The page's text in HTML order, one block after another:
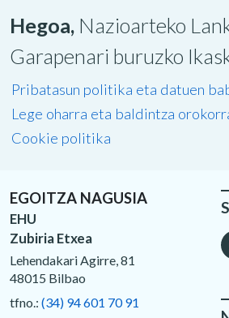
Hegoa, Nazioarteko
Garapenari buruzko
Pribatasun politika eta datuen
Lege oharra eta baldintza
Cookie politika
EGOITZA NAGUSIA
EHU
Zubiria Etxea
Lehendakari Agirre, 81
48015 Bilbao
tfno.: (34) 94 601 70 91